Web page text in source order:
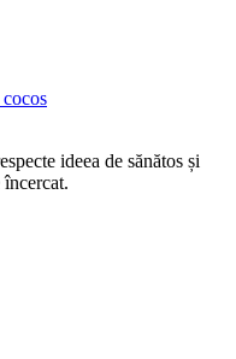
ideea de sănătos și
încercat.